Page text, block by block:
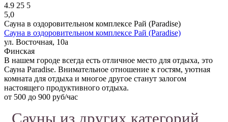
4.9 25 5
5,0
Сауна в оздоровительном комплексе Рай (Paradise)
Сауна в оздоровительном комплексе Рай (Paradise)
ул. Восточная, 10а
Финская
В нашем городе всегда есть отличное место для отдыха, это
Сауна Paradise. Внимательное отношение к гостям, уютная
комната для отдыха и многое другое станут залогом
настоящего продуктивного отдыха.
от 500 до 900 руб/час
Сауны из других категорий